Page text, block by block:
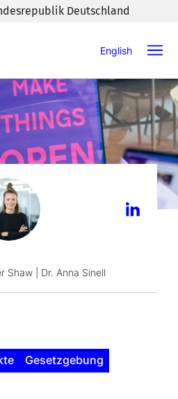
Deutschland
English
Shaw | Dr. Anna Sinell
Gesetzgebung